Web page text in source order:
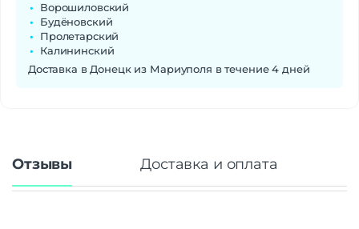
Ворошиловский
Будёновский
Пролетарский
Калининский
Доставка в Донецк из Мариуполя в течение 4 дней
Отзывы Доставка и оплата